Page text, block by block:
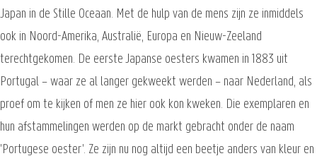
Japan in de Stille Oceaan. Met de hulp van de mens zijn ze inmiddels
ook in Noord-Amerika, Australië, Europa en Nieuw-Zeeland
terechtgekomen. De eerste Japanse oesters kwamen in 1883 uit
Portugal – waar ze al langer gekweekt werden – naar Nederland, als
proef om te kijken of men ze hier ook kon kweken. Die exemplaren en
hun afstammelingen werden op de markt gebracht onder de naam
'Portugese oester'. Ze zijn nu nog altijd een beetje anders van kleur en